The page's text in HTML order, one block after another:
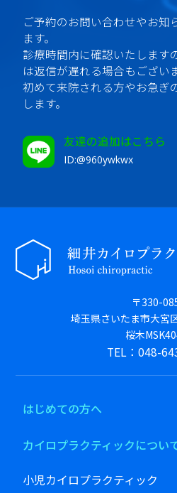
ご予約のお問い合わせやお知
ます。
診療時間内に確認いたします
は返信が遅れる場合もございま
初めて来院される方やお急ぎ
します。
友達の追加はこちら
ID:@960ywkwx
〒330-
埼玉県さいたま市大宮
桜木
TEL：048-
はじめての方へ
カイロプラクティックについ
小児カイロプラクティック